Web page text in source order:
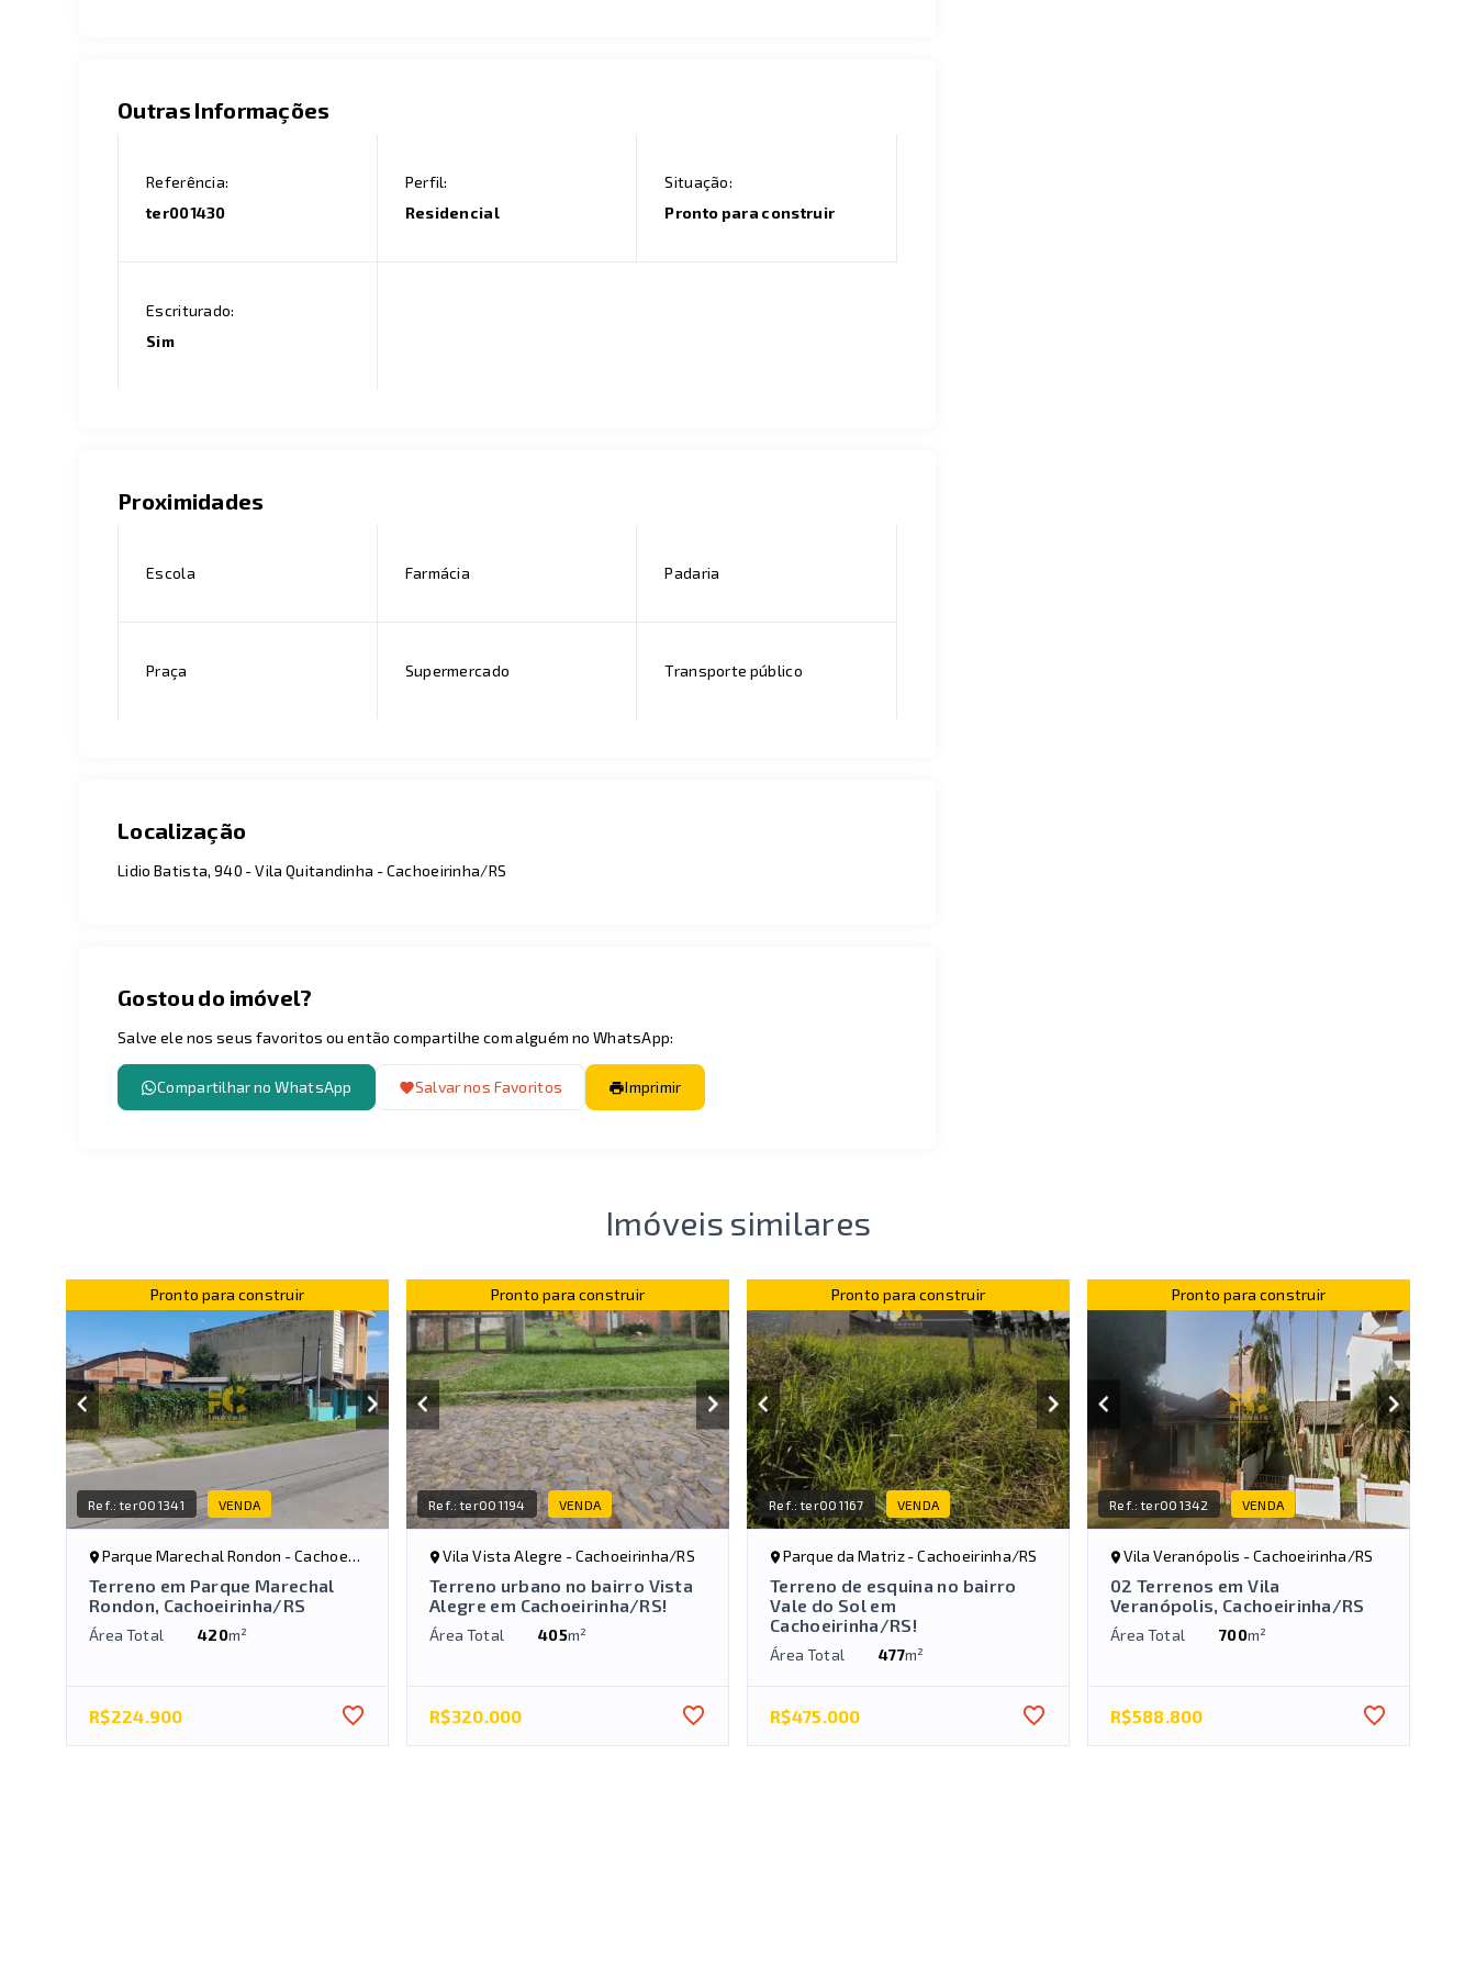
Outras Informações
Referência:
ter001430
Perfil:
Residencial
Situação:
Pronto para construir
Escriturado:
Sim
Proximidades
Escola Farmácia Padaria
Praça Supermercado Transporte público
Localização
Lidio Batista, 940 - Vila Quitandinha - Cachoeirinha/RS
Gostou do imóvel?
Salve ele nos seus favoritos ou então compartilhe com alguém no WhatsApp:
Compartilhar no WhatsApp Salvar nos Favoritos Imprimir
Imóveis similares
Pronto para construir
Ref.:ter001341 VENDA
Parque Marechal Rondon - Cachoeirinha/RS
Terreno em Parque Marechal
Rondon, Cachoeirinha/RS
Área Total 420m²
R$224.900
Pronto para construir
Ref.:ter001194 VENDA
Vila Vista Alegre - Cachoeirinha/RS
Terreno urbano no bairro Vista
Alegre em Cachoeirinha/RS!
Área Total 405m²
R$320.000
Pronto para construir
Ref.:ter001167 VENDA
Parque da Matriz - Cachoeirinha/RS
Terreno de esquina no bairro
Vale do Sol em
Cachoeirinha/RS!
Área Total 477m²
R$475.000
Pronto para construir
Ref.:ter001342 VENDA
Vila Veranópolis - Cachoeirinha/RS
02 Terrenos em Vila
Veranópolis, Cachoeirinha/RS
Área Total 700m²
R$588.800